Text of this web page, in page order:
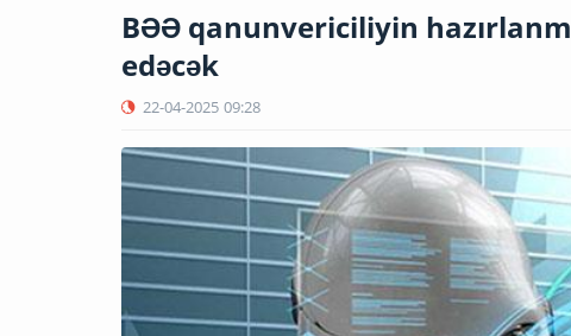
BƏƏ qanunvericiliyin
edəcək
22-04-2025 09:28